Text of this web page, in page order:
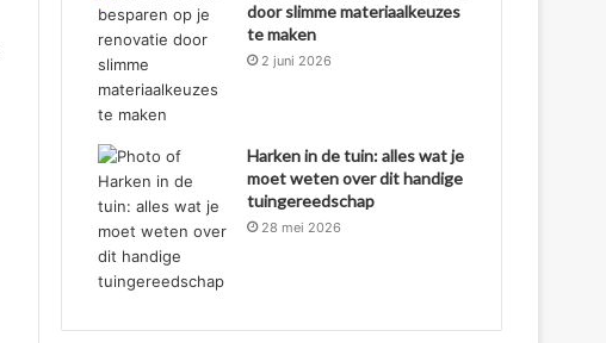
door slimme materiaalkeuzes
te maken
2 juni 2026
Harken in de tuin: alles wat je
moet weten over dit handige
tuingereedschap
28 mei 2026